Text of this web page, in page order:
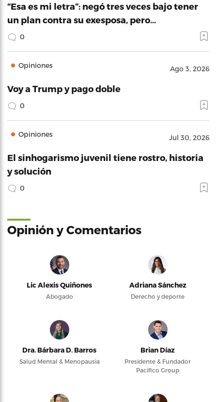
“Esa es mi letra”: negó tres veces bajo tener
un plan contra su exesposa, pero…
0
Opiniones Ago 3, 2026
Voy a Trump y pago doble
0
Opiniones Jul 30, 2026
El sinhogarismo juvenil tiene rostro, historia
y solución
0
Opinión y Comentarios
Lic Alexis Quiñones
Abogado
Adriana Sánchez
Derecho y deporte
Dra. Bárbara D. Barros
Salud Mental & Menopausia
Brian Díaz
Presidente & Fundador
Pacifico Group